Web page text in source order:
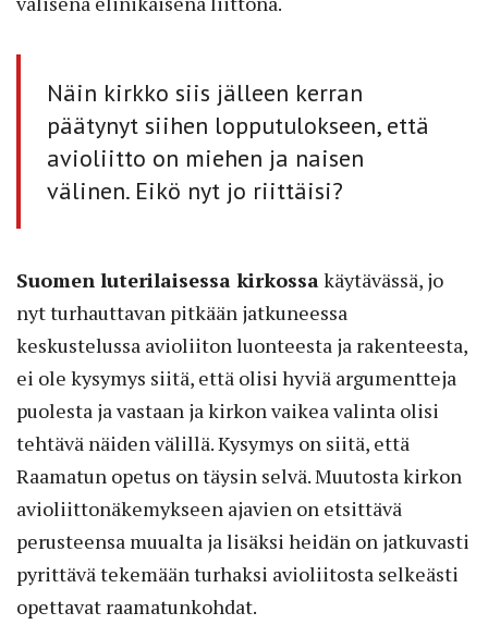
Näin kirkko siis jälleen kerran
päätynyt siihen lopputulokseen, että
avioliitto on miehen ja naisen
välinen. Eikö nyt jo riittäisi?
Suomen luterilaisessa kirkossakäytävässä, jo
nyt turhauttavan pitkään jatkuneessa
keskustelussa avioliiton luonteesta ja rakenteesta,
ei ole kysymys siitä, että olisi hyviä argumentteja
puolesta ja vastaan ja kirkon vaikea valinta olisi
tehtävä näiden välillä. Kysymys on siitä, että
Raamatun opetus on täysin selvä. Muutosta kirkon
avioliittonäkemykseen ajavien on etsittävä
perusteensa muualta ja lisäksi heidän on jatkuvasti
pyrittävä tekemään turhaksi avioliitosta selkeästi
opettavat raamatunkohdat.